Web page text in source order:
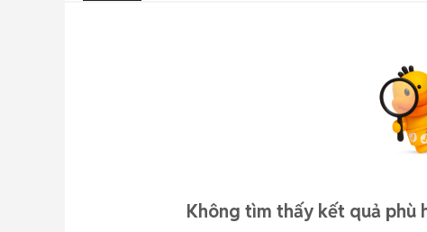
Không tìm thấy kết quả phù